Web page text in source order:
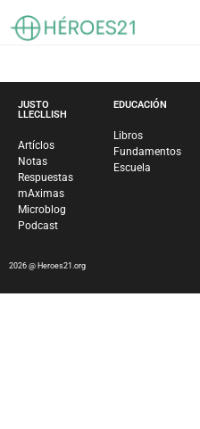
JUSTO
LLECLLISH
Artíclos
Notas
Respuestas
mAximas
Microblog
Podcast
EDUCACIÓN
Libros
Fundamentos
Escuela
2026 @ Heroes21.org